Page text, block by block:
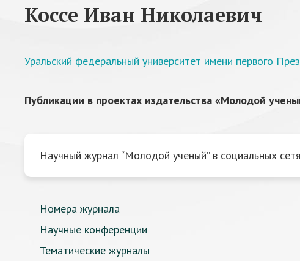
Коссе Иван Николаевич
Уральский федеральный университет имени первого
Публикации в проектах издательства «Молодой
Научный журнал “Молодой ученый” в социальных
Номера журнала
Научные конференции
Тематические журналы